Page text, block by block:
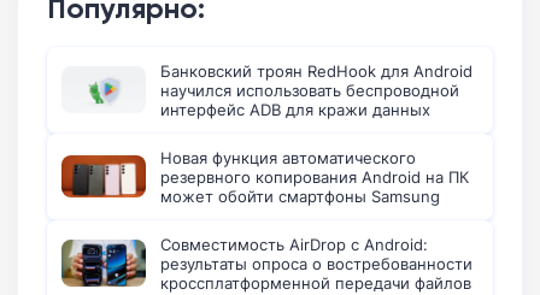
Популярно:
Банковский троян RedHook для Android
научился использовать беспроводной
интерфейс ADB для кражи данных
Новая функция автоматического
резервного копирования Android на ПК
может обойти смартфоны Samsung
Совместимость AirDrop с Android:
результаты опроса о востребованности
кроссплатформенной передачи файлов